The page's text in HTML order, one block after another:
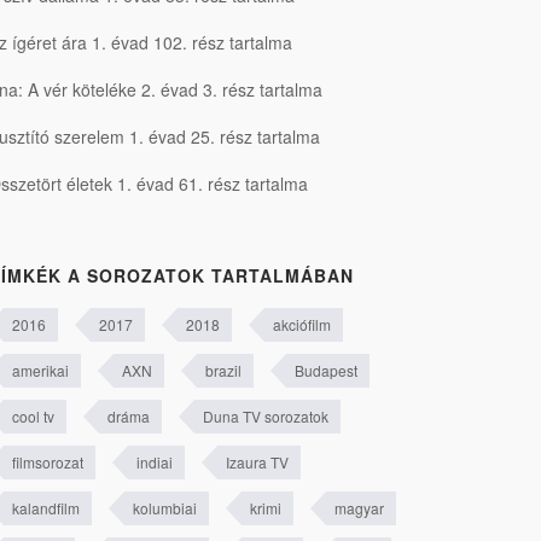
ígéret ára 1. évad 102. rész tartalma
A vér köteléke 2. évad 3. rész tartalma
szerelem 1. évad 25. rész tartalma
életek 1. évad 61. rész tartalma
A SOROZATOK TARTALMÁBAN
2016 2017 2018 akciófilm
amerikai AXN brazil Budapest
cool tv dráma Duna TV sorozatok
filmsorozat indiai Izaura TV
kalandfilm kolumbiai krimi magyar